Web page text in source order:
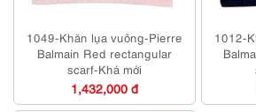
1049-Khăn lụa vuông-Pierre
Balmain Red rectangular
scarf-Khá mới
1,432,000 đ
1012-